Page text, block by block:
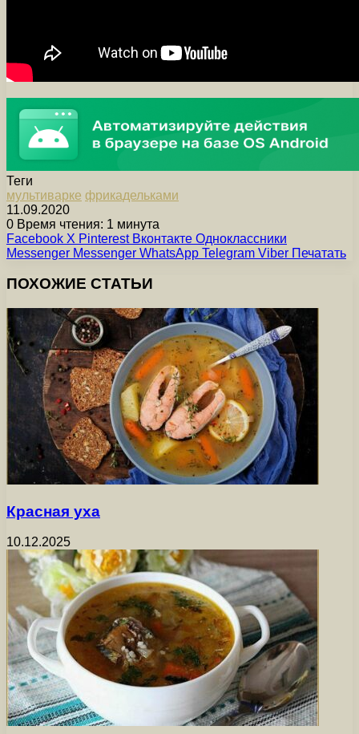
Теги
мультиварке фрикадельками
11.09.2020
0 Время чтения: 1 минута
Facebook X Pinterest Вконтакте Одноклассники
Messenger Messenger WhatsApp Telegram Viber Печатать
ПОХОЖИЕ СТАТЬИ
Красная уха
10.12.2025